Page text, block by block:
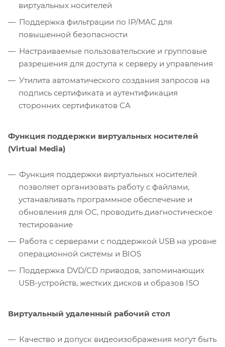
виртуальных носителей
Поддержка фильтрации по IP/MAC для
повышенной безопасности
Настраиваемые пользовательские и групповые
разрешения для доступа к серверу и управления
Утилита автоматического создания запросов на
подпись сертификата и аутентификация
сторонних сертификатов CA
Функция поддержки виртуальных носителей
(Virtual Media)
Функция поддержки виртуальных носителей
позволяет организовать работу с файлами,
устанавливать программное обеспечение и
обновления для ОС, проводить диагностическое
тестирование
Работа с серверами с поддержкой USB на уровне
операционной системы и BIOS
Поддержка DVD/CD приводов, запоминающих
USB-устройств, жестких дисков и образов ISO
Виртуальный удаленный рабочий стол
Качество и допуск видеоизображения могут быть